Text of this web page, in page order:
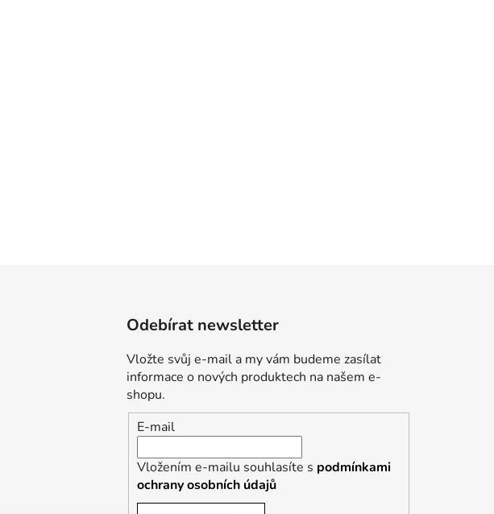
Odebírat newsletter
Vložte svůj e-mail a my vám budeme zasílat
informace o nových produktech na našem e-
shopu.
E-mail
Vložením e-mailu souhlasíte s podmínkami
ochrany osobních údajů